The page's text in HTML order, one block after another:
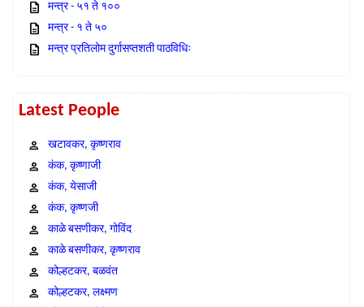
मन्त्र - ५१ ते १००
मन्त्र - १ ते ५०
मन्त्र प्रतिलोम दुर्गासप्तशती पाठविधिः
Latest People
खटावकर, कृष्णराव
कंक, कृष्णाजी
कंक, येसाजी
कंक, कृष्णजी
काळे बसणीकर, गोविंद
काळे बसणीकर, कृष्णराव
कोल्हटकर, बळवंत
कोल्हटकर, लक्ष्मण